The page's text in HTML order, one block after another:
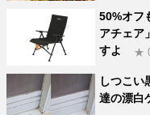
50%オフ
アチェア
すよ
★
しつこい
達の漂白